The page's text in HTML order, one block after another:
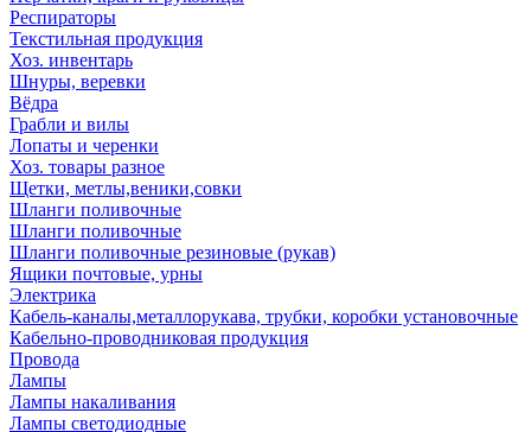
Респираторы
Текстильная продукция
Хоз. инвентарь
Шнуры, веревки
Вёдра
Грабли и вилы
Лопаты и черенки
Хоз. товары разное
Щетки, метлы,веники,совки
Шланги поливочные
Шланги поливочные
Шланги поливочные резиновые (рукав)
Ящики почтовые, урны
Электрика
Кабель-каналы,металлорукава, трубки, коробки установочные
Кабельно-проводниковая продукция
Провода
Лампы
Лампы накаливания
Лампы светодиодные